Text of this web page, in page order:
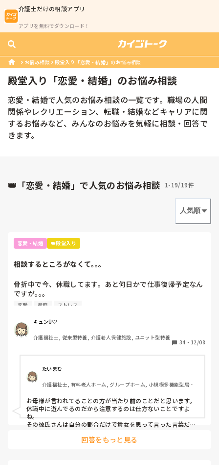
介護士だけの相談アプリ
アプリを無料でダウンロード！
お悩み相談 殿堂入り「恋愛・結婚」のお悩み相談
殿堂入り「恋愛・結婚」のお悩み相談
恋愛・結婚で人気のお悩み相談の一覧です。職場の人間
関係やレクリエーション、転職・結婚などキャリアに関
するお悩みなど、みんなのお悩みを気軽に相談・回答で
きます。
👑「恋愛・結婚」で人気のお悩み相談 1-19/19件
人気順
恋愛・結婚 👑殿堂入り
相談するところがなくて｡｡｡
骨折中で今、休職してます。あと何日かで仕事復帰予定なん
ですが｡｡｡
彼氏と会ってたり、帰りが遅くなったりすることでお母さん
｢もうすぐ仕事なんだから。骨折が悪化して仕事に行けなく
なったらど～するの？｣とか。
それを彼氏に話したら、｢(お母さんのことを)おかしいんじ
お母さんの誕生日の日にも好きな人のトークショーがあるん
ですが｡｡｡お母さんの誕生日をお祝いしたかったので軽く断
ったら｢(家)にいなきゃいけないの？｣と言われました。
こんなことがつづいたのでビックリしています。というか、
自分の親のことを言われていい気はしません。彼氏のホント
の気持ちを見た気がしました。
恋愛 愚痴 ストレス
キュンÜ♡
介護福祉士, 従来型特養, 介護老人保健施設, ユニット型特養
34 ・ 12/08
たいまむ
介護福祉士, 有料老人ホーム, グループホーム, 小規模多機能型居宅
お母様が言われてることの方が当たり前のことだと思います。
休職中に遊んでるのだから注意するのは仕方ないことですよ
ね。
その彼氏さんは自分の都合だけで貴女を思って言った言葉だと
はっきり言って改善なければ、先はないですね。
回答をもっと見る